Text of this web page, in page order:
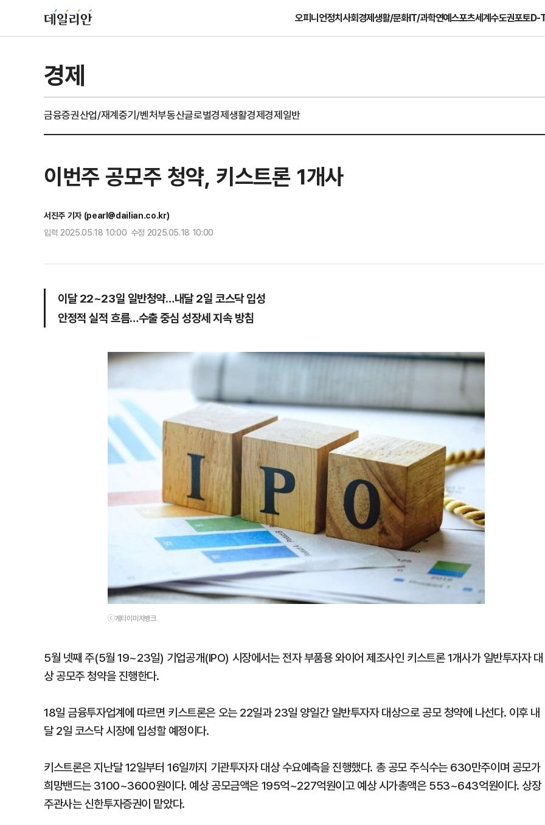
오피니언정치사회경제생활/문화IT/과학연예스포츠세계수도권포토D-
경제
금융증권산업/재계중기/벤처부동산글로벌경제생활경제경제일반
이번주 공모주 청약, 키스트론 1개사
서진주 기자 (pearl@dailian.co.kr)
입력 2025.05.18 10:00 수정 2025.05.18 10:00
이달 22~23일 일반청약…내달 2일 코스닥 입성
안정적 실적 흐름…수출 중심 성장세 지속 방침
ⓒ게티이미지뱅크
5월 넷째 주(5월 19~23일) 기업공개(IPO) 시장에서는 전자 부품용 와이어 제조사인 키스트론 1개사가 일반투자자 대
상 공모주 청약을 진행한다.
18일 금융투자업계에 따르면 키스트론은 오는 22일과 23일 양일간 일반투자자 대상으로 공모 청약에 나선다. 이후 내
달 2일 코스닥 시장에 입성할 예정이다.
키스트론은 지난달 12일부터 16일까지 기관투자자 대상 수요예측을 진행했다. 총 공모 주식수는 630만주이며 공모가
희망밴드는 3100~3600원이다. 예상 공모금액은 195억~227억원이고 예상 시가총액은 553~643억원이다. 상장
주관사는 신한투자증권이 맡았다.